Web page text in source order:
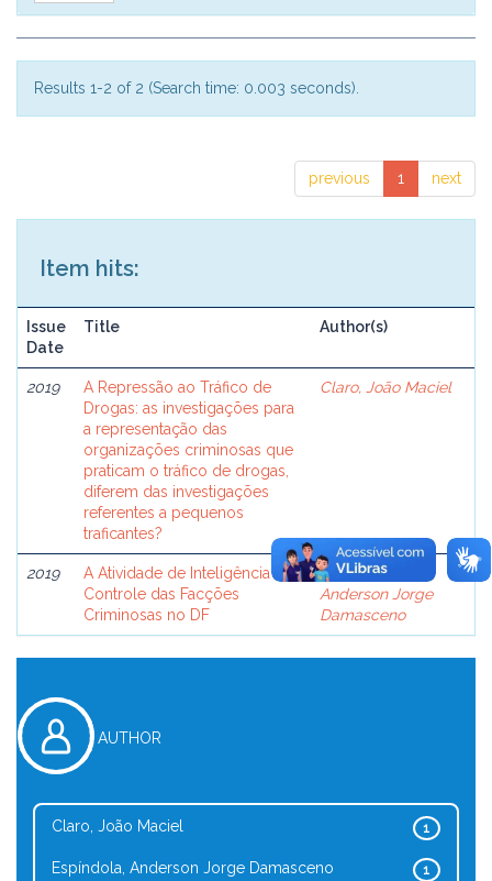
Results 1-2 of 2 (Search time: 0.003 seconds).
previous 1 next
Item hits:
Issue
Date
Title Author(s)
2019
A Repressão ao Tráfico de
Drogas: as investigações para
a representação das
organizações criminosas que
praticam o tráfico de drogas,
diferem das investigações
referentes a pequenos
traficantes?
Claro, João Maciel
2019
A Atividade de Inteligência no
Controle das Facções
Criminosas no DF
Espíndola,
Anderson Jorge
Damasceno
AUTHOR
1
Claro, João Maciel
1
Espíndola, Anderson Jorge Damasceno